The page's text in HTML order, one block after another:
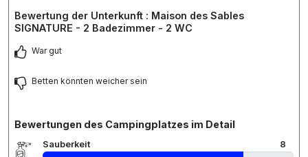
Bewertung der Unterkunft : Maison des Sables
SIGNATURE - 2 Badezimmer - 2 WC
War gut
Betten könnten weicher sein
Bewertungen des Campingplatzes im Detail
Sauberkeit 8